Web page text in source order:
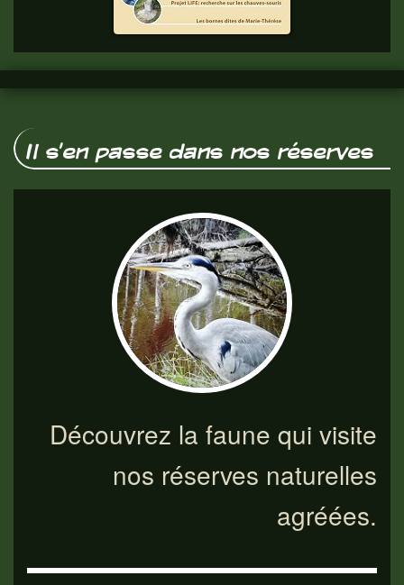
vous.
Il s'en passe dans nos réserves
Découvrez la faune qui visite
nos réserves naturelles
agréées.